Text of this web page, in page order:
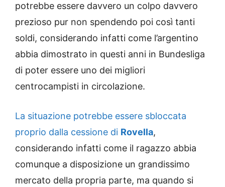
potrebbe essere davvero un colpo davvero
prezioso pur non spendendo poi così tanti
soldi, considerando infatti come l’argentino
abbia dimostrato in questi anni in Bundesliga
di poter essere uno dei migliori
centrocampisti in circolazione.
La situazione potrebbe essere sbloccata
proprio dalla cessione di Rovella,
considerando infatti come il ragazzo abbia
comunque a disposizione un grandissimo
mercato della propria parte, ma quando si